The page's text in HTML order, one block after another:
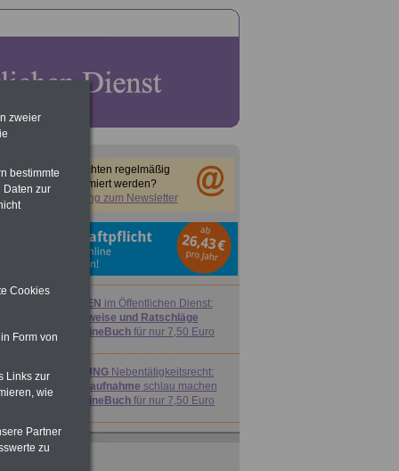
Sie möchten regelmäßig
informiert werden?
Anmeldung zum Newsletter
FRAUEN im Öffentlichen Dienst:
Hinweise und Ratschläge
>>>
OnlineBuch für nur 7,50 Euro
ACHTUNG Nebentätigkeitsrecht:
vor Jobaufnahme schlau machen
OnlineBuch für nur 7,50 Euro
zweier
bestimmte
Daten zur
Cookies
Form von
Links zur
wie
Partner
zu